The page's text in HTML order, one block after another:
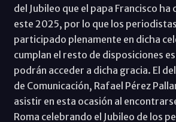
del Jubileo que el papa Francisco
este 2025, por lo que los
participado plenamente en dicha
cumplan el resto de disposiciones
podrán acceder a dicha gracia. El
de Comunicación, Rafael Pérez
asistir en esta ocasión al
Roma celebrando el Jubileo de los